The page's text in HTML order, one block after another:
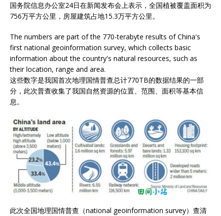
国务院信息办公室24日在新闻发布会上表示，全国植被覆盖面积为
756万平方公里，房屋建筑占地15.3万平方公里。
The numbers are part of the 770-terabyte results of China's
first national geoinformation survey, which collects basic
information about the country's natural resources, such as
their location, range and area.
这些数字是我国首次地理国情普查总计770TB的数据结果的一部
分，此次普查收集了我国自然资源的位置、范围、面积等基本信
息。
此次全国地理国情普查（national geoinformation survey）查清